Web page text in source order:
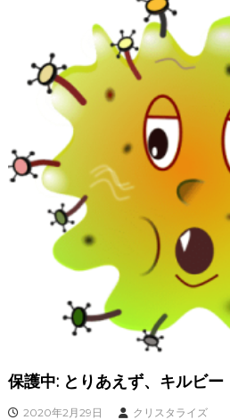
保護中: とりあえず、キルビー
2020年2月29日 クリスタライズ